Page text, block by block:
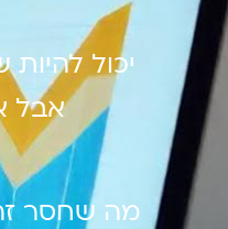
יכול
אבל
מה שחסר